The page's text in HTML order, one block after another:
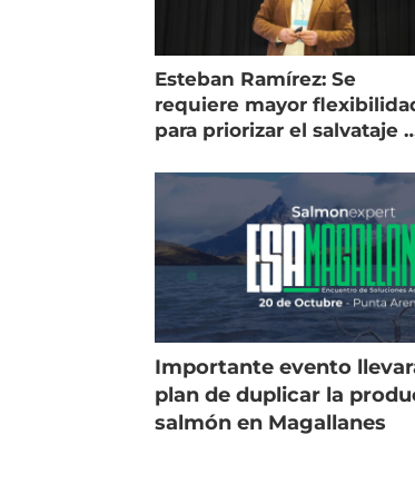
Esteban Ramírez: Se
requiere mayor
para priorizar el salvataje
Importante evento
plan de duplicar la
salmón en Magallanes